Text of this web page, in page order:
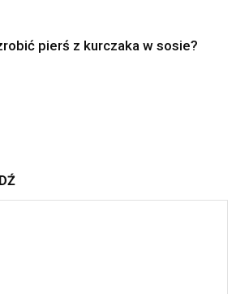
pierś z kurczaka w sosie?